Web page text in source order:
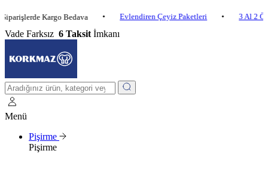
Kargo Bedava • Evlendiren Çeyiz Paketleri • 3 Al 2 Öde •
Vade Farksız 6 Taksit İmkanı
Menü
Pişirme
Pişirme